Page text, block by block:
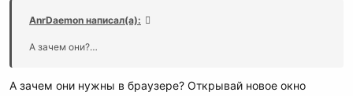
AnrDaemon написал(а):
А зачем они?…
А зачем они нужны в браузере? Открывай новое окно